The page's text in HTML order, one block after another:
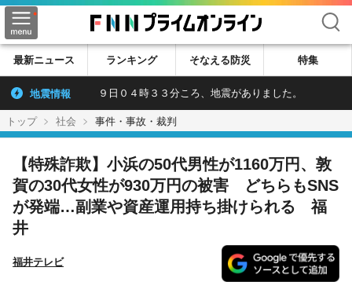
検索
最新ニュース ランキング そなえる防災 特集
地震情報 ９日０４時３３分ころ、地震がありました。
トップ 社会 事件・事故・裁判
【特殊詐欺】小浜の50代男性が1160万円、敦
賀の30代女性が930万円の被害 どちらもSNS
が発端…副業や資産運用持ち掛けられる 福
井
福井テレビ